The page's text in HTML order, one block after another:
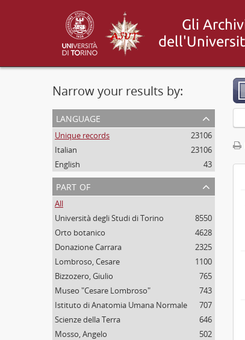
Narrow your results by:
language
Unique records
23106
Italian
23106
English
43
part of
All
Università degli Studi di Torino
8550
Orto botanico
4628
Donazione Carrara
2325
Lombroso, Cesare
1100
Bizzozero, Giulio
765
Museo "Cesare Lombroso"
743
Istituto di Anatomia Umana Normale
707
Scienze della Terra
646
Mosso, Angelo
502